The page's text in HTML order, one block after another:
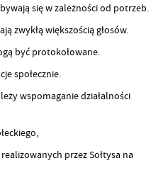
się w zależności od potrzeb.
zwykłą większością głosów.
być protokołowane.
społecznie.
wspomaganie działalności
przez Sołtysa na